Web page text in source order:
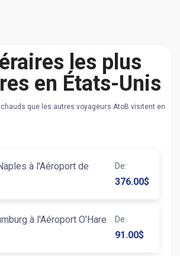
les plus
en États-Unis
que les autres voyageurs AtoB visitent en
à l'Aéroport de
De:
376.00$
à l'Aéroport O'Hare
De:
91.00$